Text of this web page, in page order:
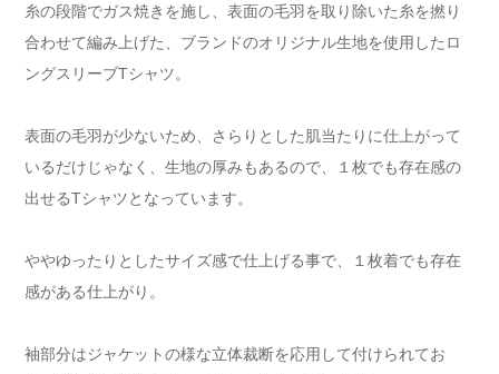
糸の段階でガス焼きを施し、表面の毛羽を取り除いた糸を撚り
合わせて編み上げた、ブランドのオリジナル生地を使用したロ
ングスリーブTシャツ。
表面の毛羽が少ないため、さらりとした肌当たりに仕上がって
いるだけじゃなく、生地の厚みもあるので、１枚でも存在感の
出せるTシャツとなっています。
ややゆったりとしたサイズ感で仕上げる事で、１枚着でも存在
感がある仕上がり。
袖部分はジャケットの様な立体裁断を応用して付けられてお